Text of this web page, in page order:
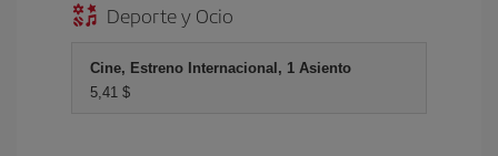
Deporte y Ocio
Cine, Estreno Internacional, 1 Asiento
5,41 $